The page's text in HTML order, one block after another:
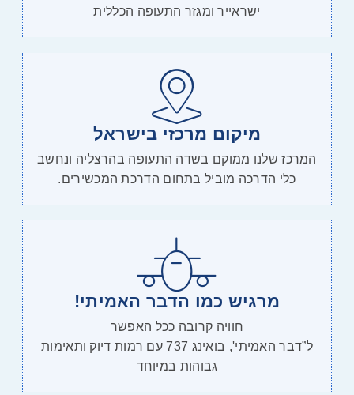
ישראייר ומגזר התעופה הכללית
מיקום מרכזי בישראל
המרכז שלנו ממוקם בשדה התעופה בהרצליה ונחשב
כלי הדרכה מוביל בתחום הדרכת המכשירים.
מרגיש כמו הדבר האמיתי!
חוויה קרובה ככל האפשר
ל”דבר האמיתי', בואינג 737 עם רמות דיוק ותאימות
גבוהות במיוחד